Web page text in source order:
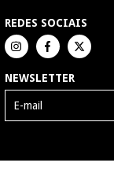
REDES SOCIAIS
NEWSLETTER